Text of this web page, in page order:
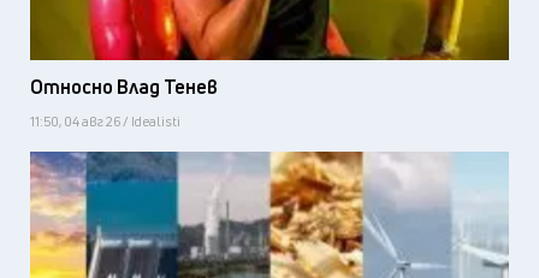
Относно Влад Тенев
11:50, 04 авг 26 / Idealisti